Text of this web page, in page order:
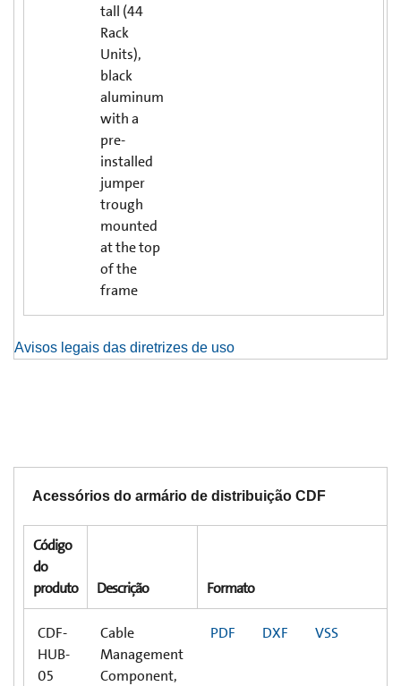
tall (44
Rack
Units),
black
aluminum
with a
pre-
installed
jumper
trough
mounted
at the top
of the
frame
Avisos legais das diretrizes de uso
Acessórios do armário de distribuição CDF
Código
do
produto
Descrição Formato
CDF-
HUB-
05
Cable
Management
Component,
PDF DXF VSS